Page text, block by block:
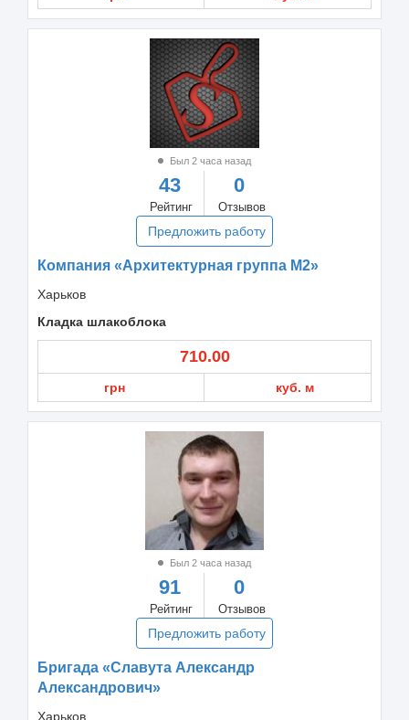
Был 2 часа назад
43
Рейтинг
0
Отзывов
Предложить работу
Компания «Архитектурная группа М2»
Харьков
Кладка шлакоблока
710.00
грн куб. м
Был 2 часа назад
91
Рейтинг
0
Отзывов
Предложить работу
Бригада «Славута Александр
Александрович»
Харьков